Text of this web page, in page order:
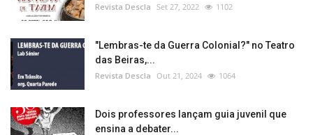
Revista Descla Set 27, 2022 1102
"Lembras-te da Guerra Colonial?" no Teatro
das Beiras,...
Revista Descla Out 21, 2024 1064
Dois professores lançam guia juvenil que
ensina a debater...